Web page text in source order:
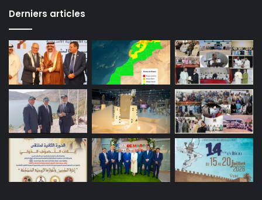
Derniers articles